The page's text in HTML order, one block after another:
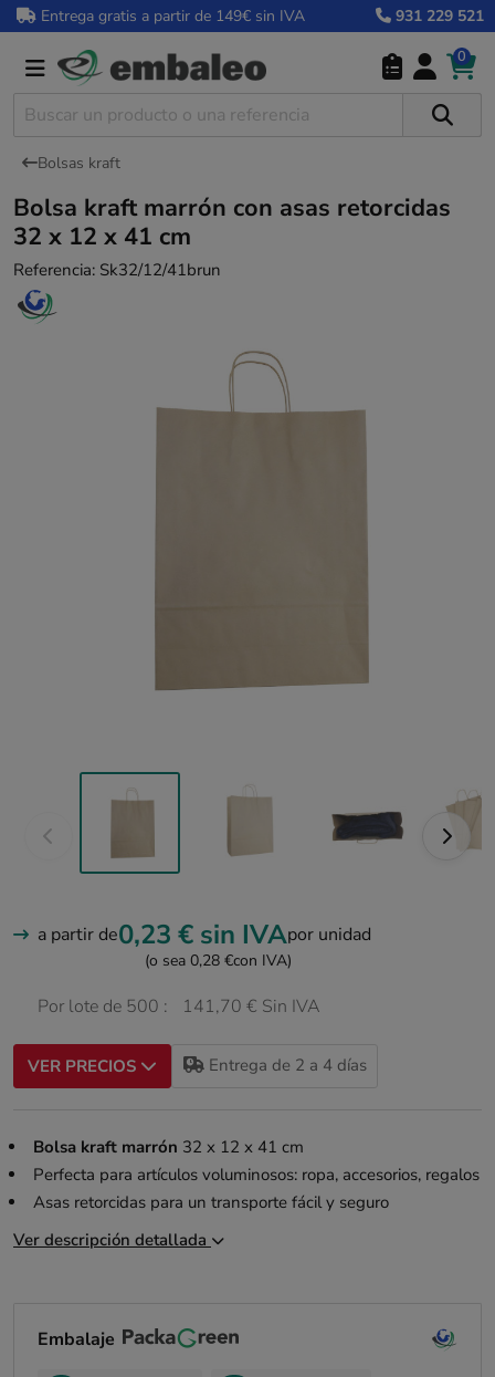
Entrega gratis a partir de 149€ sin IVA 931 229 521
0
Bolsas kraft
Bolsa kraft marrón con asas retorcidas
32 x 12 x 41 cm
Referencia: Sk32/12/41brun
a partir de0,23 € sin IVApor unidad
(o sea 0,28 €con IVA)
Por lote de 500 : 141,70 € Sin IVA
VER PRECIOS Entrega de 2 a 4 días
Bolsa kraft marrón 32 x 12 x 41 cm
Perfecta para artículos voluminosos: ropa, accesorios, regalos
Asas retorcidas para un transporte fácil y seguro
Ver descripción detallada
Embalaje